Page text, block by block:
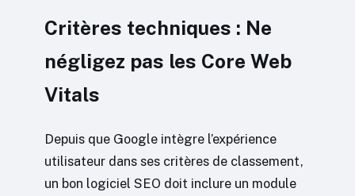
Critères techniques : Ne
négligez pas les Core Web
Vitals
Depuis que Google intègre l’expérience
utilisateur dans ses critères de classement,
un bon logiciel SEO doit inclure un module